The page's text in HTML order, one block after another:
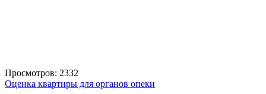
Просмотров: 2332
Оценка квартиры для органов опеки